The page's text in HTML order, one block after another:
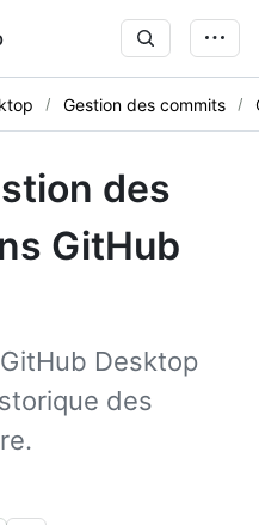
Gestion des commits
des
GitHub
Desktop
des